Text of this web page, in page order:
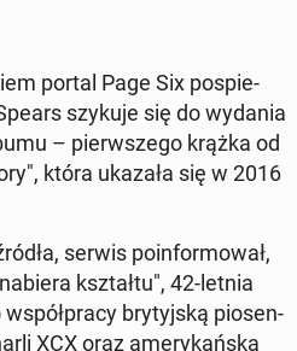
portal Page Six po­spie­
szykuje się do wydania
– pierw­sze­go krążka od
która ukazała się w 2016
serwis po­in­for­mo­wał,
kształ­tu", 42-letnia
współ­pra­cy bry­tyj­ską pio­sen­
XCX oraz ame­ry­kań­ską